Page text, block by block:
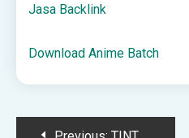
Jasa Backlink
Download Anime Batch